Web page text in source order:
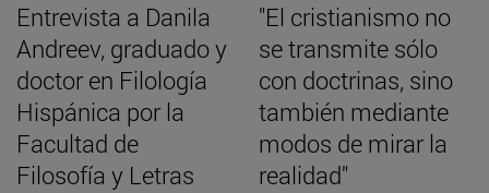
Entrevista a Danila
Andreev, graduado y
doctor en Filología
Hispánica por la
Facultad de
Filosofía y Letras
"El cristianismo no
se transmite sólo
con doctrinas, sino
también mediante
modos de mirar la
realidad"